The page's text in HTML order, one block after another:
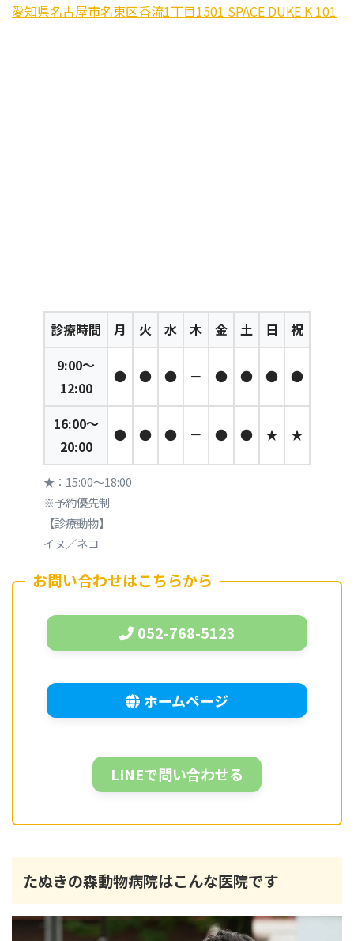
愛知県名古屋市名東区香流1丁目1501 SPACE DUKE K 101
診療時間 月 火 水 木 金 土 日
祝
9:00～
12:00
● ● ● － ● ● ● ●
16:00～
20:00
● ● ● － ● ● ★ ★
★：15:00～18:00
※予約優先制
【診療動物】
イヌ／ネコ
お問い合わせはこちらから
052-768-5123
ホームページ
LINEで問い合わせる
たぬきの森動物病院はこんな医院です